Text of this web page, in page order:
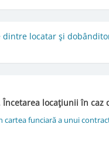
dintre locatar şi
Încetarea locaţiunii în caz
cartea funciară a unui